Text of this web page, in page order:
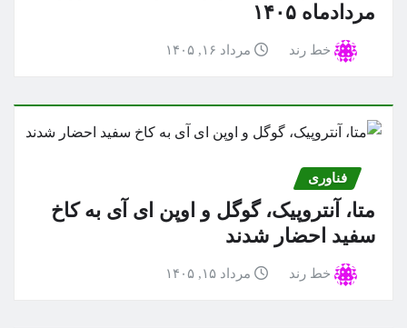
مردادماه ۱۴۰۵
خط رند مرداد ۱۶, ۱۴۰۵
فناوری
متا، آنتروپیک، گوگل و اوپن ای آی به کاخ
سفید احضار شدند
خط رند مرداد ۱۵, ۱۴۰۵